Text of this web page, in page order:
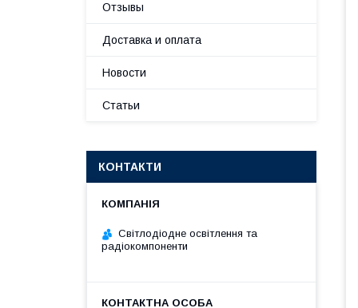
Отзывы
Доставка и оплата
Новости
Статьи
КОНТАКТИ
Світлодіодне освітлення та
радіокомпоненти